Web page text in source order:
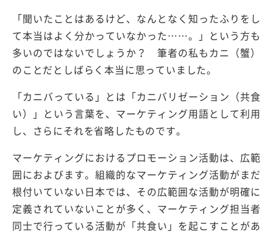
「聞いたことはあるけど、なんとなく知ったふりをし
て本当はよく分かっていなかった……。」という方も
多いのではないでしょうか？ 筆者の私もカニ（蟹）
のことだとしばらく本当に思っていました。
「カニバっている」とは「カニバリゼーション（共食
い）」という言葉を、マーケティング用語として利用
し、さらにそれを省略したものです。
マーケティングにおけるプロモーション活動は、広範
囲におよびます。組織的なマーケティング活動がまだ
根付いていない日本では、その広範囲な活動が明確に
定義されていないことが多く、マーケティング担当者
同士で行っている活動が「共食い」を起こすことがあ